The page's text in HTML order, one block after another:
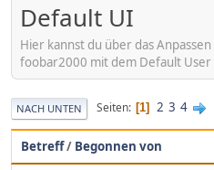
Default UI
Hier kannst du über das
foobar2000 mit dem Default
NACH UNTEN Seiten 1 2 3 4
Betreff/ Begonnen von